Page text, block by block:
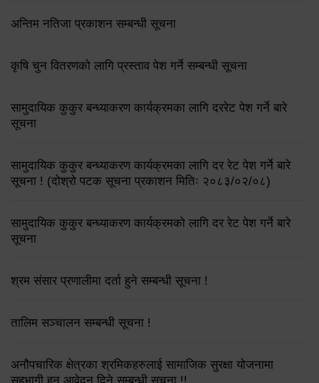
अन्तिम नतिजा प्रकाशन सम्बन्धी सूचना
कृषि चुन वितरणको लागि प्रस्ताव पेश गर्ने सम्बन्धी सूचना
सामुदायिक कुकुर बन्ध्याकरण कार्यक्रमका लागि दररेट पेश गर्ने बारे
सूचना
सामुदायिक कुकुर बन्ध्याकरण कार्यक्रमका लागि दर रेट पेश गर्ने बारे
सूचना ! (दोश्रो पटक सूचना प्रकाशन मितिः २०८३/०२/०८)
सामुदायिक कुकुर बन्ध्याकरण कार्यक्रमको लागि दर रेट पेश गर्ने बारे
सूचना
श्रम संसार प्रणालीमा दर्ता हुने सम्बन्धी सूचना !
तालिम सञ्चालन सम्बन्धी सूचना !
अनौपचारिक क्षेत्रका श्रमिकहरुलाई सामाजिक सुरक्षा योजनामा